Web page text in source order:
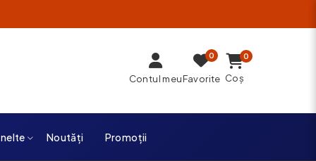
Contul meuFavorite
0
Coș
0
Noutăți Promoții